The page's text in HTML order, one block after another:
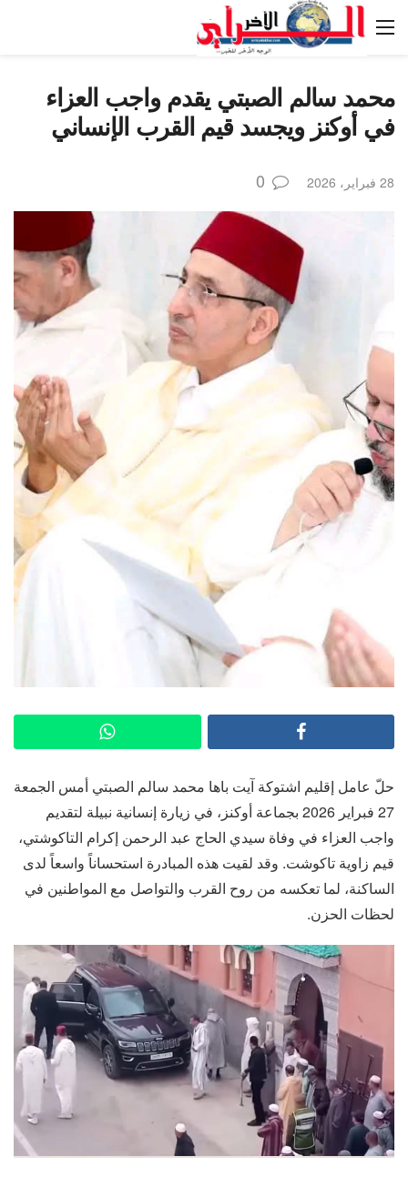
محمد سالم الصبتي يقدم واجب العزاء
في أوكنز ويجسد قيم القرب الإنساني
28 فبراير، 2026 0
حلّ عامل إقليم اشتوكة آيت باها محمد سالم الصبتي أمس الجمعة
27 فبراير 2026 بجماعة أوكنز، في زيارة إنسانية نبيلة لتقديم
واجب العزاء في وفاة سيدي الحاج عبد الرحمن إكرام التاكوشتي،
قيم زاوية تاكوشت. وقد لقيت هذه المبادرة استحساناً واسعاً لدى
الساكنة، لما تعكسه من روح القرب والتواصل مع المواطنين في
لحظات الحزن.